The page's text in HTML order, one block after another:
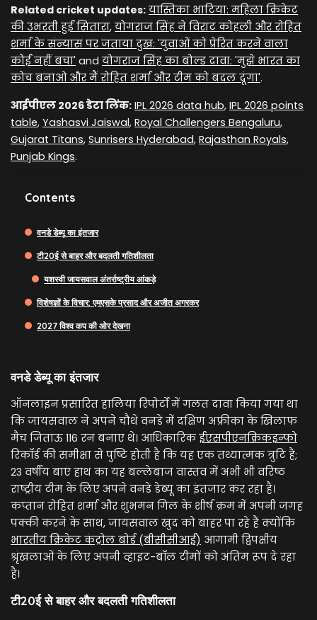
Related cricket updates: यास्तिका भाटिया: महिला क्रिकेट
की उभरती हुई सितारा, योगराज सिंह ने विराट कोहली और रोहित
शर्मा के संन्यास पर जताया दुख: 'युवाओं को प्रेरित करने वाला
कोई नहीं बचा' and योगराज सिंह का बोल्ड दावा: 'मुझे भारत का
कोच बनाओ और मैं रोहित शर्मा और टीम को बदल दूंगा'.
आईपीएल 2026 डेटा लिंक: IPL 2026 data hub, IPL 2026 points
table, Yashasvi Jaiswal, Royal Challengers Bengaluru,
Gujarat Titans, Sunrisers Hyderabad, Rajasthan Royals,
Punjab Kings.
Contents
वनडे डेब्यू का इंतजार
टी20ई से बाहर और बदलती गतिशीलता
यशस्वी जायसवाल अंतर्राष्ट्रीय आंकड़े
विशेषज्ञों के विचार: एमएसके प्रसाद और अजीत अगरकर
2027 विश्व कप की ओर देखना
वनडे डेब्यू का इंतजार
ऑनलाइन प्रसारित हालिया रिपोर्टों में गलत दावा किया गया था
कि जायसवाल ने अपने चौथे वनडे में दक्षिण अफ्रीका के खिलाफ
मैच जिताऊ 116 रन बनाए थे। आधिकारिक ईएसपीएनक्रिकइन्फो
रिकॉर्ड की समीक्षा से पुष्टि होती है कि यह एक तथ्यात्मक त्रुटि है;
23 वर्षीय बाएं हाथ का यह बल्लेबाज वास्तव में अभी भी वरिष्ठ
राष्ट्रीय टीम के लिए अपने वनडे डेब्यू का इंतजार कर रहा है।
कप्तान रोहित शर्मा और शुभमन गिल के शीर्ष क्रम में अपनी जगह
पक्की करने के साथ, जायसवाल खुद को बाहर पा रहे हैं क्योंकि
भारतीय क्रिकेट कंट्रोल बोर्ड (बीसीसीआई) आगामी द्विपक्षीय
श्रृंखलाओं के लिए अपनी व्हाइट-बॉल टीमों को अंतिम रूप दे रहा
है।
टी20ई से बाहर और बदलती गतिशीलता